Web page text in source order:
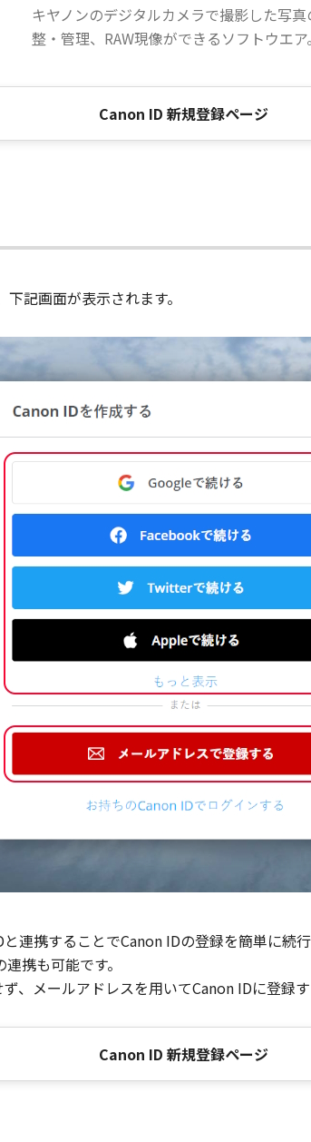
キヤノンのデジタルカメラで撮影した写真
整・管理、RAW現像ができるソフトウエア。
Canon ID 新規登録ページ
記画面が表示されます。
携することでCanon IDの登録を簡単に続行
携も可能です。
メールアドレスを用いてCanon IDに登録す
Canon ID 新規登録ページ